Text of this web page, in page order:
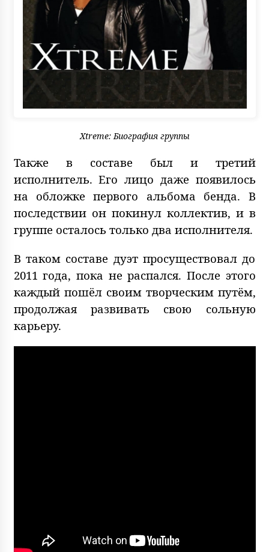
Xtreme: Биография группы
Также в составе был и третий
исполнитель. Его лицо даже появилось
на обложке первого альбома бенда. В
последствии он покинул коллектив, и в
группе осталось только два исполнителя.
В таком составе дуэт просуществовал до
2011 года, пока не распался. После этого
каждый пошёл своим творческим путём,
продолжая развивать свою сольную
карьеру.